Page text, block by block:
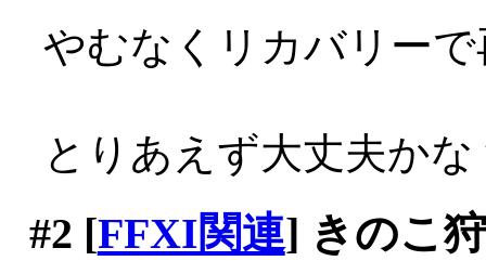
やむなくリカバリー
とりあえず大丈夫かな
#2 [FFXI関連] きのこ